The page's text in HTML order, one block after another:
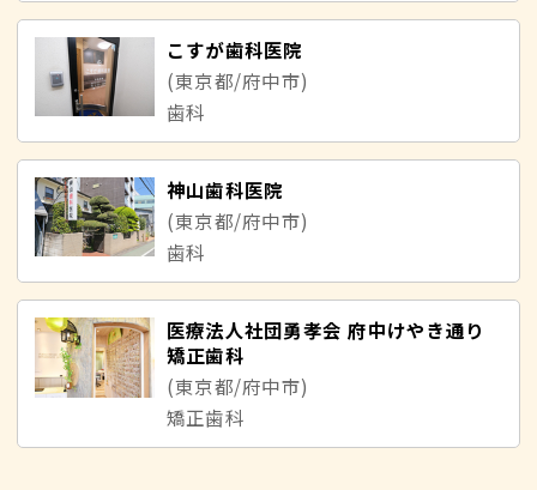
こすが歯科医院
(東京都/府中市)
歯科
神山歯科医院
(東京都/府中市)
歯科
医療法人社団勇孝会 府中けやき通り
矯正歯科
(東京都/府中市)
矯正歯科